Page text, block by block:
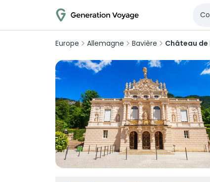
Europe Allemagne Bavière Château de